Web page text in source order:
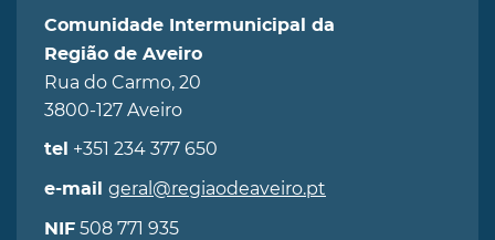
Comunidade Intermunicipal da
Região de Aveiro
Rua do Carmo, 20
3800-127 Aveiro
tel +351 234 377 650
e-mail geral@regiaodeaveiro.pt
NIF 508 771 935